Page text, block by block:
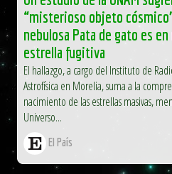
“misterioso objeto
nebulosa Pata de gato es
estrella fugitiva
El hallazgo, a cargo del Instituto de
Astrofísica en Morelia, suma a la
nacimiento de las estrellas masivas,
Universo...
El País